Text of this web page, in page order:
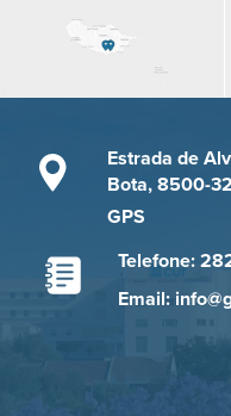
Estrada de
Bota, 8500-
GPS
Telefone:
Email: